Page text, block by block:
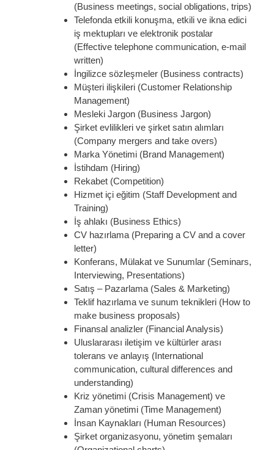
(Business meetings, social obligations, trips)
Telefonda etkili konuşma, etkili ve ikna edici
iş mektupları ve elektronik postalar
(Effective telephone communication, e-mail
written)
İngilizce sözleşmeler (Business contracts)
Müşteri ilişkileri (Customer Relationship
Management)
Mesleki Jargon (Business Jargon)
Şirket evlilikleri ve şirket satın alımları
(Company mergers and take overs)
Marka Yönetimi (Brand Management)
İstihdam (Hiring)
Rekabet (Competition)
Hizmet içi eğitim (Staff Development and
Training)
İş ahlakı (Business Ethics)
CV hazırlama (Preparing a CV and a cover
letter)
Konferans, Mülakat ve Sunumlar (Seminars,
Interviewing, Presentations)
Satış – Pazarlama (Sales & Marketing)
Teklif hazırlama ve sunum teknikleri (How to
make business proposals)
Finansal analizler (Financial Analysis)
Uluslararası iletişim ve kültürler arası
tolerans ve anlayış (International
communication, cultural differences and
understanding)
Kriz yönetimi (Crisis Management) ve
Zaman yönetimi (Time Management)
İnsan Kaynakları (Human Resources)
Şirket organizasyonu, yönetim şemaları